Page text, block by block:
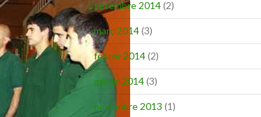
setembre 2014(2)
març 2014(3)
febrer 2014(2)
gener 2014(3)
novembre 2013 (1)